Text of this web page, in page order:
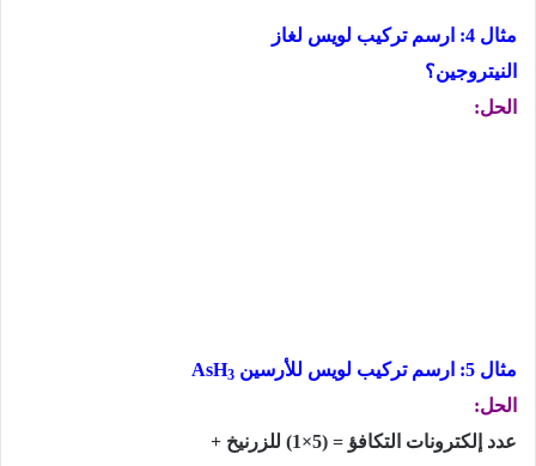
مثال 4: ارسم تركيب لويس لغاز
النيتروجين؟
الحل:
مثال 5: ارسم تركيب لويس للأرسين AsH3
الحل:
عدد إلكترونات التكافؤ = (5 ×1) للزرنيخ +